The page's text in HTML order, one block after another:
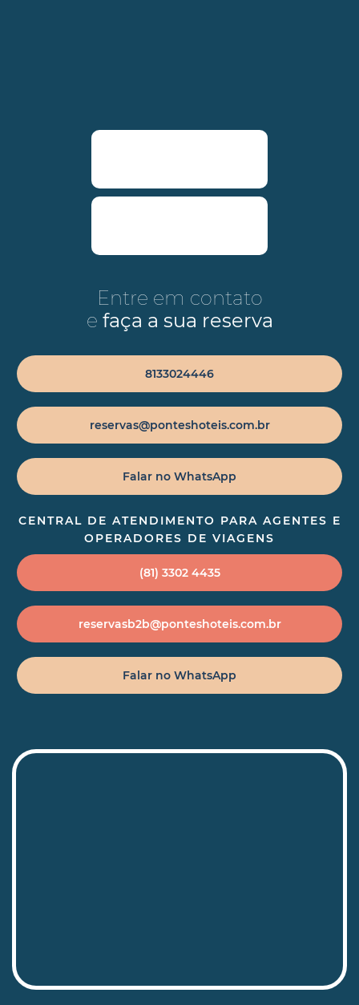
Entre em contato
e faça a sua reserva
8133024446
reservas@ponteshoteis.com.br
Falar no WhatsApp
CENTRAL DE ATENDIMENTO PARA AGENTES E
OPERADORES DE VIAGENS
(81) 3302 4435
reservasb2b@ponteshoteis.com.br
Falar no WhatsApp